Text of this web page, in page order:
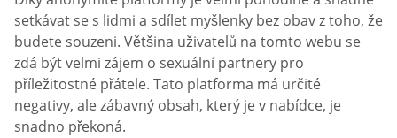
setkávat se s lidmi a sdílet myšlenky bez obav z toho, že
budete souzeni. Většina uživatelů na tomto webu se
zdá být velmi zájem o sexuální partnery pro
příležitostné přátele. Tato platforma má určité
negativy, ale zábavný obsah, který je v nabídce, je
snadno překoná.